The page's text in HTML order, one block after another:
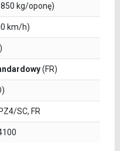
kg/oponę)
km/h)
(FR)
SC, FR